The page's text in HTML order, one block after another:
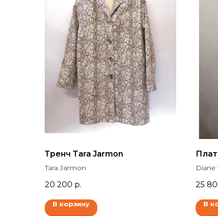
Тренч Tara Jarmon
Tara Jarmon
20 200 р.
В корзину
25
В